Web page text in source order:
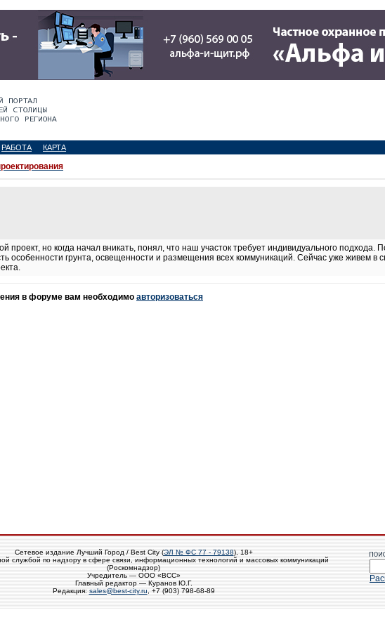
РАБОТА КАРТА
проект, но когда начал вникать, понял, что наш участок требует индивидуального подхода.
особенности грунта, освещенности и размещения всех коммуникаций. Сейчас уже живем в
в форуме вам необходимо авторизоваться
Сетевое издание Лучший Город / Best City (ЭЛ № ФС 77 - 79138), 18+
службой по надзору в сфере связи, информационных технологий и массовых коммуникаций
(Роскомнадзор)
Учредитель — ООО «ВСС»
Главный редактор — Куранов Ю.Г.
Редакция: sales@best-city.ru , +7 (903) 798-68-89